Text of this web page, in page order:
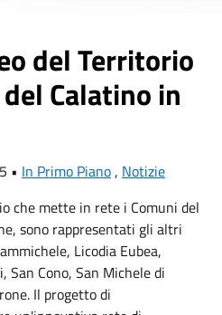
del Territorio
Calatino in
• In Primo Piano, Notizie
che mette in rete i Comuni del
sono rappresentati gli altri
Licodia Eubea,
San Cono, San Michele di
Il progetto di